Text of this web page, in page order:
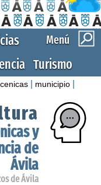
Menú
Turismo
municipio
y
de
Ávila
de Ávila